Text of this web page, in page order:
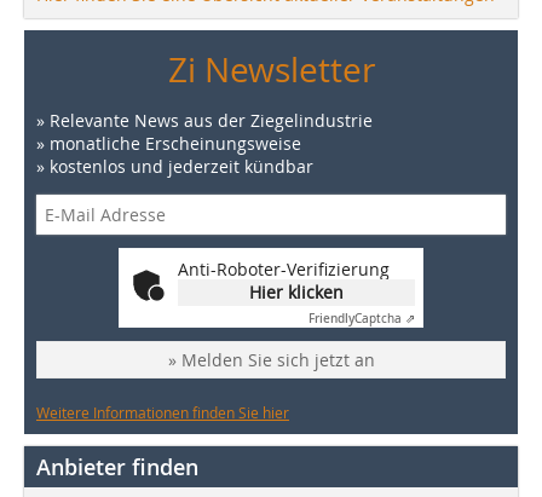
Zi Newsletter
» Relevante News aus der Ziegelindustrie
» monatliche Erscheinungsweise
» kostenlos und jederzeit kündbar
Anti-Roboter-Verifizierung
Hier klicken
FriendlyCaptcha ⇗
» Melden Sie sich jetzt an
Weitere Informationen finden Sie hier
Anbieter finden